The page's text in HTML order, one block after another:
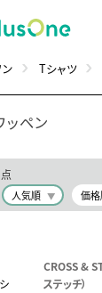
Tシャツ
ッペン
点
人気順 価
CROSS &
ステッチ）